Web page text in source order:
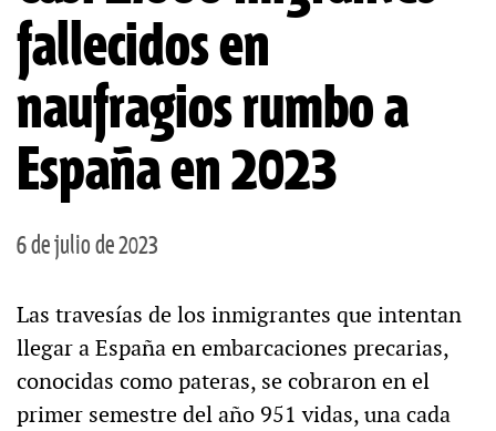
fallecidos en
naufragios rumbo a
España en 2023
6 de julio de 2023
Las travesías de los inmigrantes que intentan
llegar a España en embarcaciones precarias,
conocidas como pateras, se cobraron en el
primer semestre del año 951 vidas, una cada